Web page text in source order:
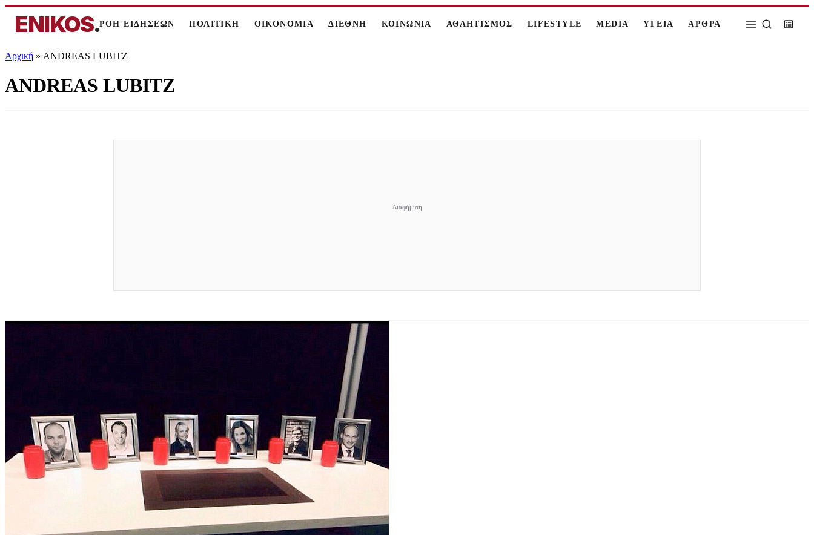
ENIKOS.ΡΟΗ ΕΙΔΗΣΕΩΝ ΠΟΛΙΤΙΚΗ ΟΙΚΟΝΟΜΙΑ ΔΙΕΘΝΗ ΚΟΙΝΩΝΙΑ ΑΘΛΗΤΙΣΜΟΣ LIFESTYLE MEDIA ΥΓΕΙΑ ΑΡΘΡΑ
Αρχική » ANDREAS LUBITZ
ANDREAS LUBITZ